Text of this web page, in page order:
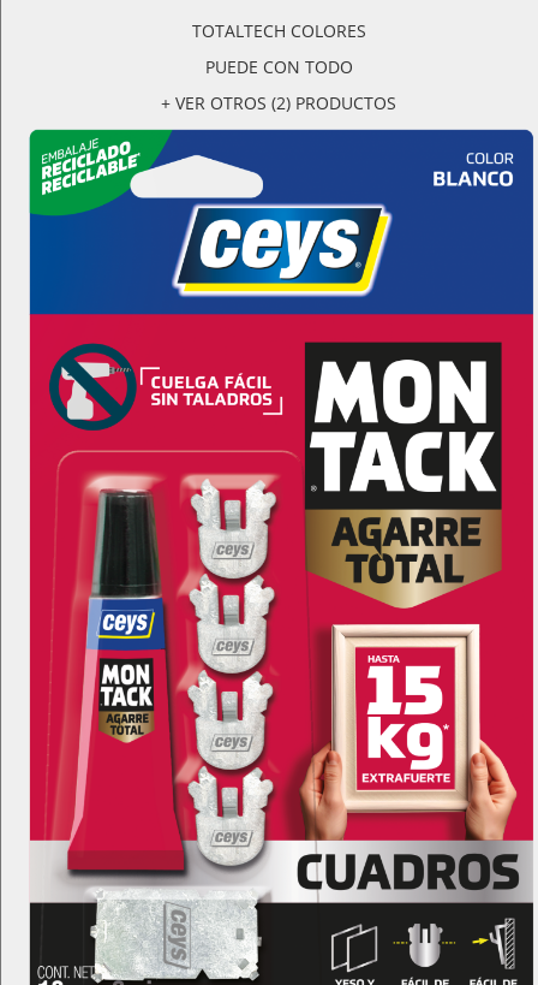
TOTALTECH COLORES
PUEDE CON TODO
+ VER OTROS (2) PRODUCTOS